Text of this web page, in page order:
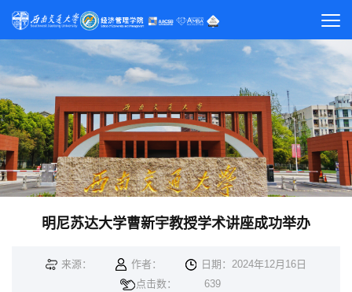
明尼苏达大学曹新宇教授学术讲座成功举办
来源： 作者：
日期：2024年12月16日
点击数：
639